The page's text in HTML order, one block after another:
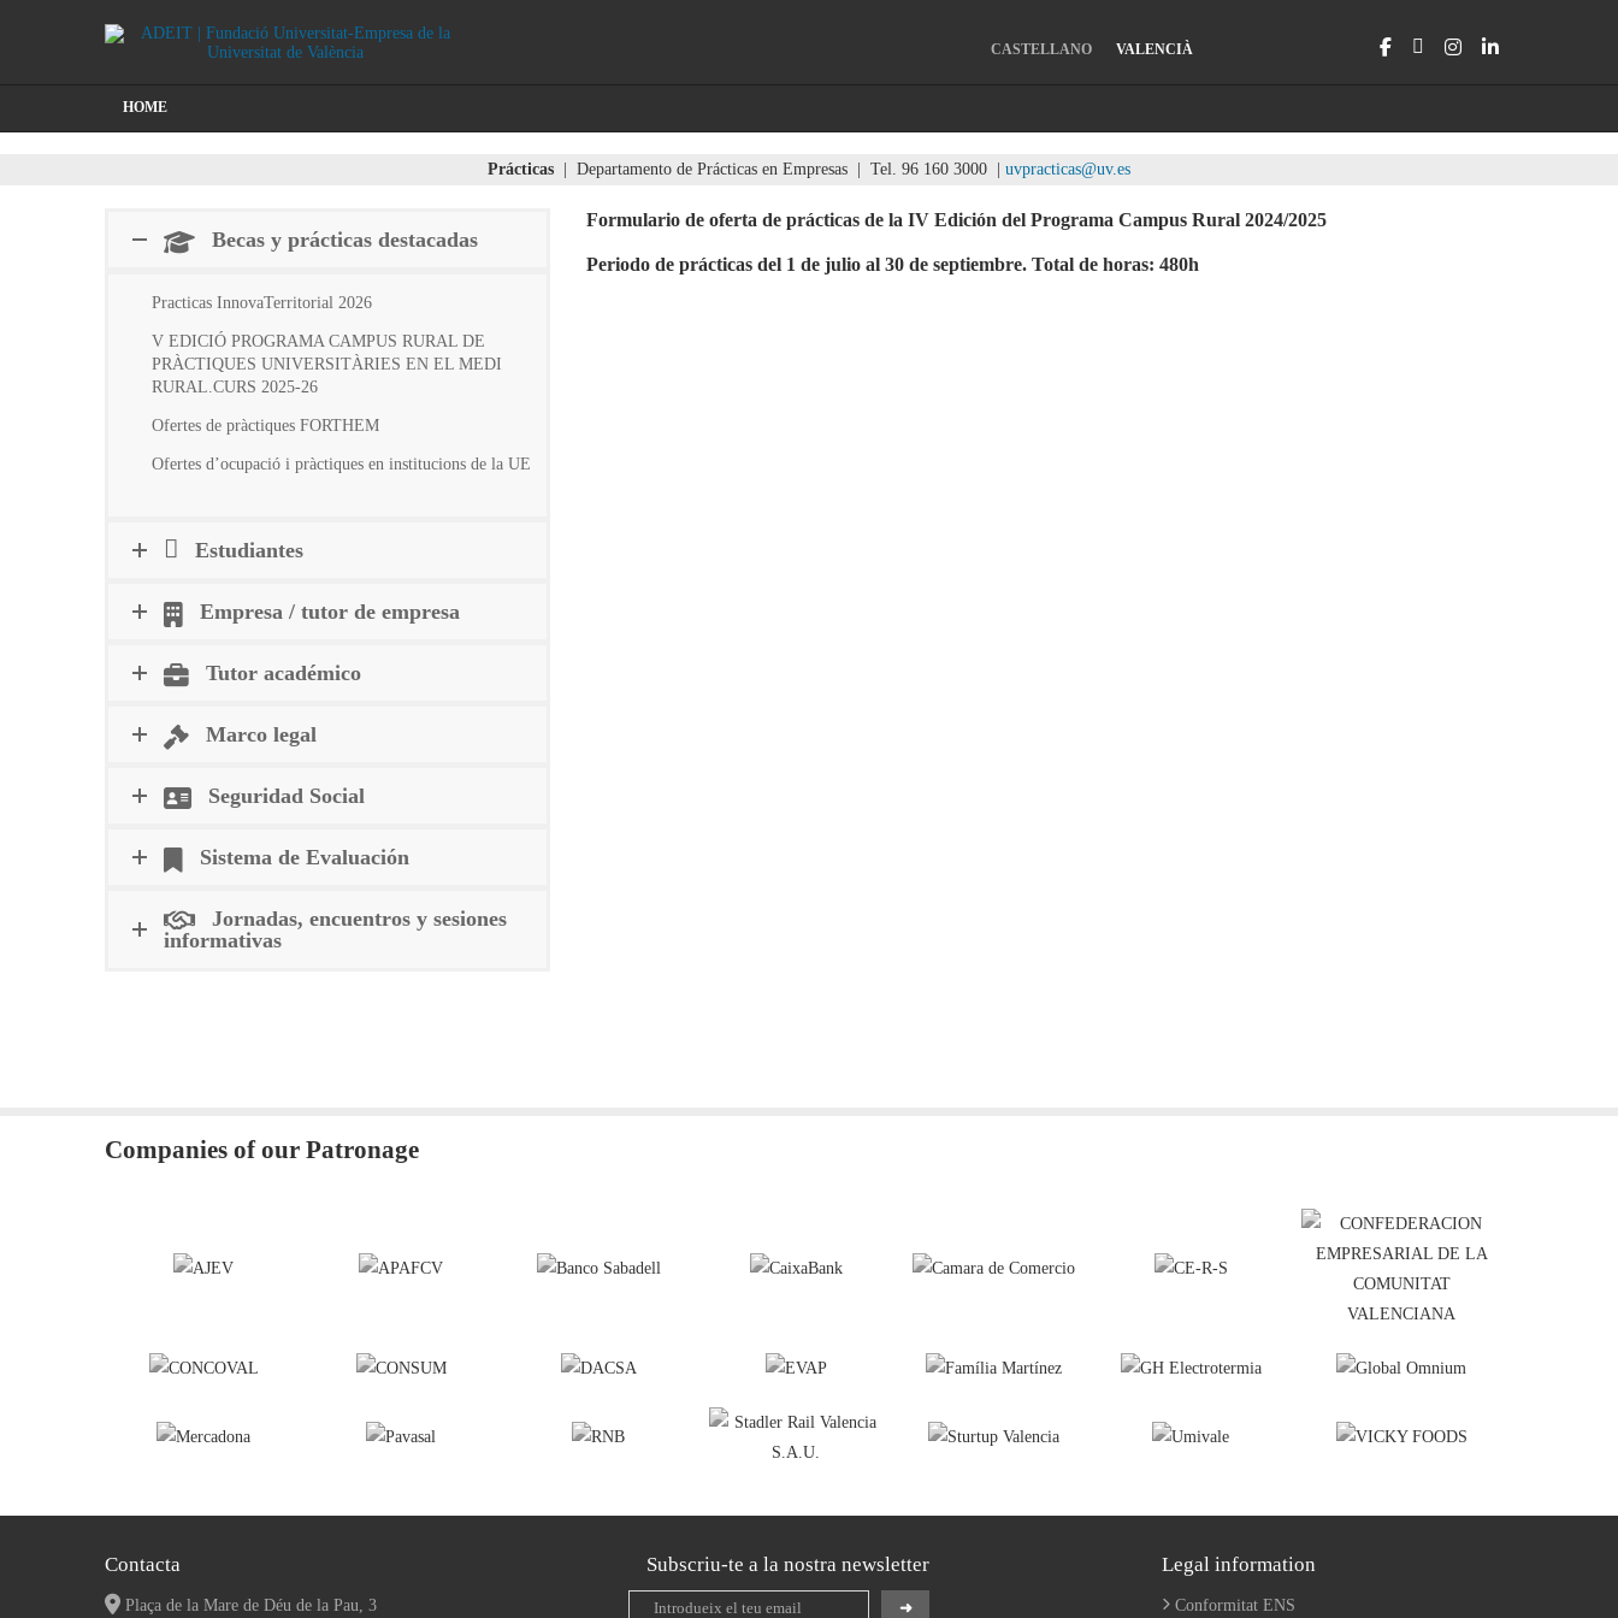
CASTELLANO VALENCIÀ
HOME
Prácticas | Departamento de Prácticas en Empresas | Tel. 96 160 3000 | uvpracticas@uv.es
Becas y prácticas destacadas
Practicas InnovaTerritorial 2026
V EDICIÓ PROGRAMA CAMPUS RURAL DE
PRÀCTIQUES UNIVERSITÀRIES EN EL MEDI
RURAL.CURS 2025-26
Ofertes de pràctiques FORTHEM
Ofertes d’ocupació i pràctiques en institucions de la UE
Estudiantes
Empresa / tutor de empresa
Tutor académico
Marco legal
Seguridad Social
Sistema de Evaluación
Jornadas, encuentros y sesiones
informativas
Formulario de oferta de prácticas de la IV Edición del Programa Campus Rural 2024/2025
Periodo de prácticas del 1 de julio al 30 de septiembre. Total de horas: 480h
Companies of our Patronage
Contacta
Plaça de la Mare de Déu de la Pau, 3
Legal information
Conformitat ENS
Subscriu-te a la nostra newsletter